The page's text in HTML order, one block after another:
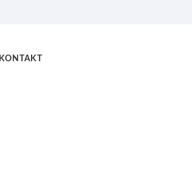
KONTAKT